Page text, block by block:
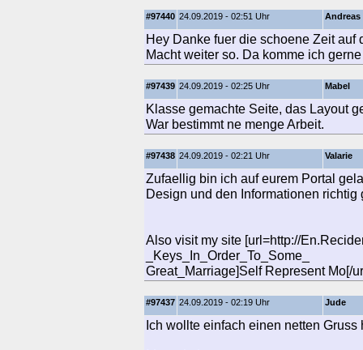
#97440 24.09.2019 - 02:51 Uhr Andreas
Hey Danke fuer die schoene Zeit auf
Macht weiter so. Da komme ich
#97439 24.09.2019 - 02:25 Uhr Mabel
Klasse gemachte Seite, das Layout
War bestimmt ne menge Arbeit.
#97438 24.09.2019 - 02:21 Uhr Valarie
Zufaellig bin ich auf eurem Portal
Design und den Informationen richtig
Also visit my site [url=http://
_Keys_In_Order_To_Some_
Great_Marriage]Self Represent Mo[/
#97437 24.09.2019 - 02:19 Uhr Jude
Ich wollte einfach einen netten